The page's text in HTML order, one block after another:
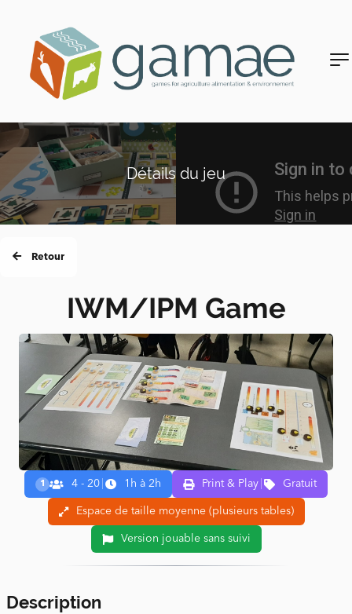
Détails du jeu
Retour
IWM/IPM Game
1 4 - 20 1h à 2h Print & Play Gratuit
Espace de taille moyenne (plusieurs tables)
Version jouable sans suivi
Description